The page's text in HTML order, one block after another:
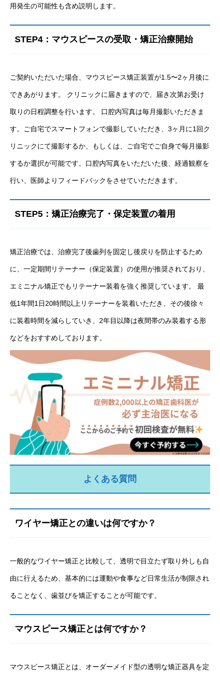
用発生の可能性も含め説明します。
STEP4：マウスピースの受取・矯正治療開始
ご契約いただいた場合、マウスピース矯正装置が1.5〜2ヶ月後に
できあがります。 クリニックに届きますので、届き次第お受け
取りの日程調整を行います。 口腔内写真は毎月撮影いただきま
す。ご自宅でスマートフォンで撮影していただき、3ヶ月に1回ク
リニックにて撮影するか、もしくは、ご自宅でご自身で毎月撮影
するか選択が可能です。口腔内写真をいただいた後、経過観察を
行い、医師よりフィードバックをさせていただきます。
STEP5：矯正治療完了・保定装置の着用
矯正治療では、治療完了後歯列を固定し後戻りを防止するため
に、一定期間リテーナー（保定装置）の使用が推奨されており、
エミニナル矯正でもリテーナー装着を強く推奨しています。 最
低1年間1日20時間以上リテーナーを装着いただき、その後徐々
に装着時間を減らしていき、2年目以降は夜間帯のみ装着する形
などをおすすめしております。
よくある質問
ワイヤー矯正との違いは何ですか？
一般的なワイヤー矯正と比較して、透明で目立たず取り外しも自
由に行えるため、基本的には運動や食事など日常生活が制限され
ることなく、歯並びを矯正することが可能です。
マウスピース矯正とは何ですか？
マウスピース矯正とは、オーダーメイド型の透明な矯正器具を定